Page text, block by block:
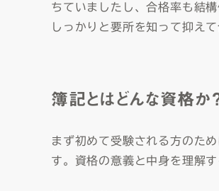
ちていましたし、合格率も結
しっかりと要所を知って抑え
簿記とはどんな資格か
まず初めて受験される方のた
す。資格の意義と中身を理解